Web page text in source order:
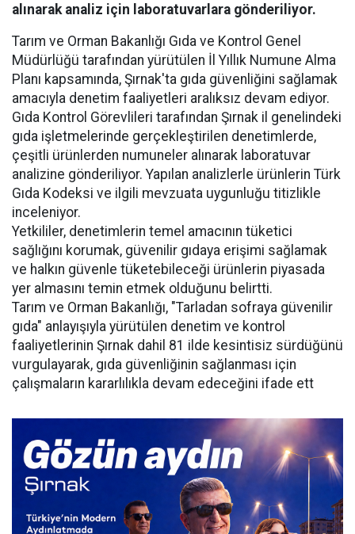
alınarak analiz için laboratuvarlara gönderiliyor.
Tarım ve Orman Bakanlığı Gıda ve Kontrol Genel
Müdürlüğü tarafından yürütülen İl Yıllık Numune Alma
Planı kapsamında, Şırnak'ta gıda güvenliğini sağlamak
amacıyla denetim faaliyetleri aralıksız devam ediyor.
Gıda Kontrol Görevlileri tarafından Şırnak il genelindeki
gıda işletmelerinde gerçekleştirilen denetimlerde,
çeşitli ürünlerden numuneler alınarak laboratuvar
analizine gönderiliyor. Yapılan analizlerle ürünlerin Türk
Gıda Kodeksi ve ilgili mevzuata uygunluğu titizlikle
inceleniyor.
Yetkililer, denetimlerin temel amacının tüketici
sağlığını korumak, güvenilir gıdaya erişimi sağlamak
ve halkın güvenle tüketebileceği ürünlerin piyasada
yer almasını temin etmek olduğunu belirtti.
Tarım ve Orman Bakanlığı, "Tarladan sofraya güvenilir
gıda" anlayışıyla yürütülen denetim ve kontrol
faaliyetlerinin Şırnak dahil 81 ilde kesintisiz sürdüğünü
vurgulayarak, gıda güvenliğinin sağlanması için
çalışmaların kararlılıkla devam edeceğini ifade ett